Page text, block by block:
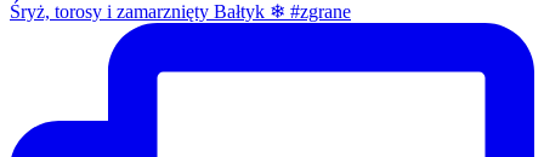
Śryż, torosy i zamarznięty Bałtyk ❄ #zgrane